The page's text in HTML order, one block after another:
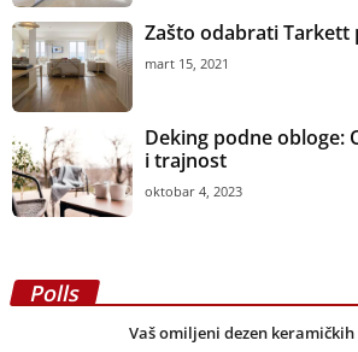
Zašto odabrati Tarkett
mart 15, 2021
Deking podne obloge:
i trajnost
oktobar 4, 2023
Polls
Vaš omiljeni dezen keramičkih